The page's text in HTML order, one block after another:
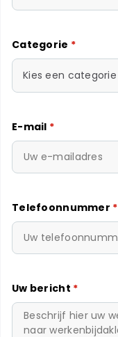
Categorie *
Kies een categorie
E-mail *
Telefoonnummer *
Uw bericht *